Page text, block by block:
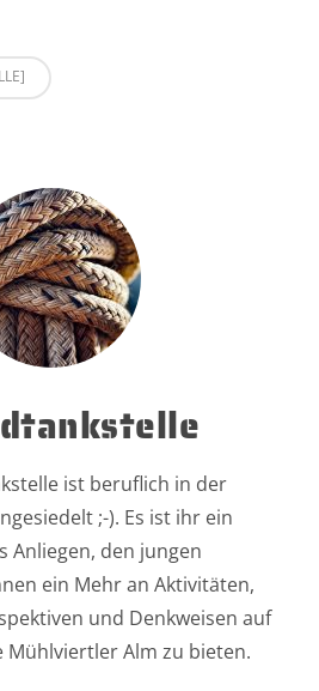
ist beruflich in der
;-). Es ist ihr ein
Anliegen, den jungen
ein Mehr an Aktivitäten,
und Denkweisen auf
Alm zu bieten.